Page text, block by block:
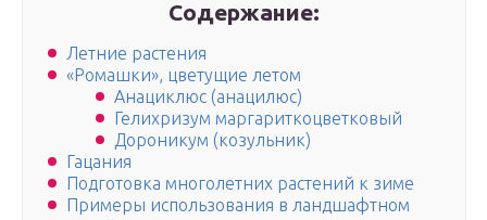
Содержание:
Летние растения
«Ромашки», цветущие летом
Анациклюс (анацилюс)
Гелихризум маргариткоцветковый
Дороникум (козульник)
Гацания
Подготовка многолетних растений к зиме
Примеры использования в ландшафтном